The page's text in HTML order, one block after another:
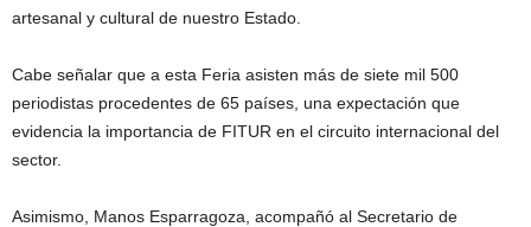
artesanal y cultural de nuestro Estado.
Cabe señalar que a esta Feria asisten más de siete mil 500
periodistas procedentes de 65 países, una expectación que
evidencia la importancia de FITUR en el circuito internacional del
sector.
Asimismo, Manos Esparragoza, acompañó al Secretario de